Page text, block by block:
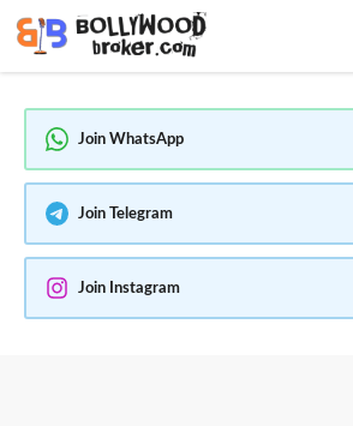
Join WhatsApp
Join Telegram
Join Instagram